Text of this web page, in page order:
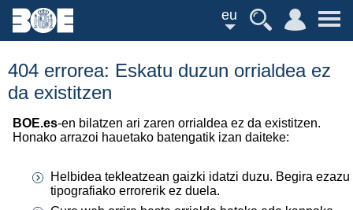
eu
404 errorea: Eskatu duzun orrialdea ez
da existitzen
BOE.es-en bilatzen ari zaren orrialdea ez da existitzen.
Honako arrazoi hauetako batengatik izan daiteke:
Helbidea tekleatzean gaizki idatzi duzu. Begira ezazu
tipografiako errorerik ez duela.